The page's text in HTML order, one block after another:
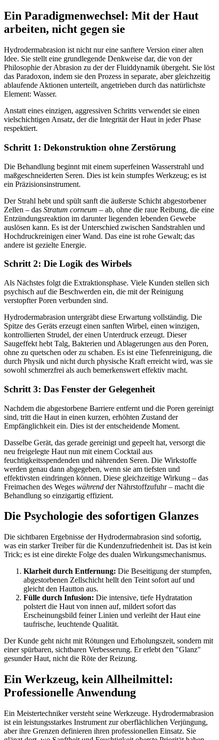
Ein Paradigmenwechsel: Mit der Haut
arbeiten, nicht gegen sie
Hydrodermabrasion ist nicht nur eine sanftere Version einer alten
Idee. Sie stellt eine grundlegende Denkweise dar, die von der
Philosophie der Abrasion zu der der Fluiddynamik übergeht. Sie löst
das Paradoxon, indem sie den Prozess in separate, aber gleichzeitig
ablaufende Aktionen unterteilt, angetrieben durch das natürlichste
Element: Wasser.
Anstatt eines einzigen, aggressiven Schritts verwendet sie einen
vielschichtigen Ansatz, der die Integrität der Haut in jeder Phase
respektiert.
Schritt 1: Dekonstruktion ohne Zerstörung
Die Behandlung beginnt mit einem superfeinen Wasserstrahl und
maßgeschneiderten Seren. Dies ist kein stumpfes Werkzeug; es ist
ein Präzisionsinstrument.
Der Strahl hebt und spült sanft die äußerste Schicht abgestorbener
Zellen – das Stratum corneum – ab, ohne die raue Reibung, die eine
Entzündungsreaktion im darunter liegenden lebenden Gewebe
auslösen kann. Es ist der Unterschied zwischen Sandstrahlen und
Hochdruckreinigen einer Wand. Das eine ist rohe Gewalt; das
andere ist gezielte Energie.
Schritt 2: Die Logik des Wirbels
Als Nächstes folgt die Extraktionsphase. Viele Kunden stellen sich
psychisch auf die Beschwerden ein, die mit der Reinigung
verstopfter Poren verbunden sind.
Hydrodermabrasion untergräbt diese Erwartung vollständig. Die
Spitze des Geräts erzeugt einen sanften Wirbel, einen winzigen,
kontrollierten Strudel, der einen Unterdruck erzeugt. Dieser
Saugeffekt hebt Talg, Bakterien und Ablagerungen aus den Poren,
ohne zu quetschen oder zu schaben. Es ist eine Tiefenreinigung, die
durch Physik und nicht durch physische Kraft erreicht wird, was sie
sowohl schmerzfrei als auch bemerkenswert effektiv macht.
Schritt 3: Das Fenster der Gelegenheit
Nachdem die abgestorbene Barriere entfernt und die Poren gereinigt
sind, tritt die Haut in einen kurzen, erhöhten Zustand der
Empfänglichkeit ein. Dies ist der entscheidende Moment.
Dasselbe Gerät, das gerade gereinigt und gepeelt hat, versorgt die
neu freigelegte Haut nun mit einem Cocktail aus
feuchtigkeitsspendenden und nährenden Seren. Die Wirkstoffe
werden genau dann abgegeben, wenn sie am tiefsten und
effektivsten eindringen können. Diese gleichzeitige Wirkung – das
Freimachen des Weges während der Nährstoffzufuhr – macht die
Behandlung so einzigartig effizient.
Die Psychologie des sofortigen Glanzes
Die sichtbaren Ergebnisse der Hydrodermabrasion sind sofortig,
was ein starker Treiber für die Kundenzufriedenheit ist. Das ist kein
Trick; es ist eine direkte Folge des dualen Wirkungsmechanismus.
Klarheit durch Entfernung: Die Beseitigung der stumpfen,
abgestorbenen Zellschicht hellt den Teint sofort auf und
gleicht den Hautton aus.
Fülle durch Infusion: Die intensive, tiefe Hydratation
polstert die Haut von innen auf, mildert sofort das
Erscheinungsbild feiner Linien und verleiht der Haut eine
taufrische, leuchtende Qualität.
Der Kunde geht nicht mit Rötungen und Erholungszeit, sondern mit
einer spürbaren, sichtbaren Verbesserung. Er erlebt den "Glanz"
gesunder Haut, nicht die Röte der Reizung.
Ein Werkzeug, kein Allheilmittel:
Professionelle Anwendung
Ein Meistertechniker versteht seine Werkzeuge. Hydrodermabrasion
ist ein leistungsstarkes Instrument zur oberflächlichen Verjüngung,
aber ihre Grenzen definieren ihren professionellen Einsatz. Sie